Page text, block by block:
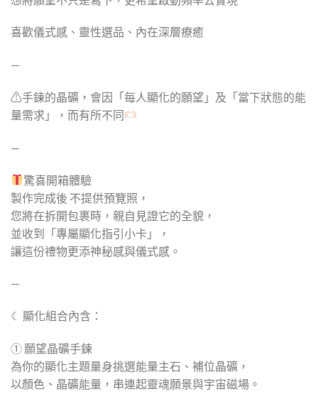
喜歡儀式感、靈性選品、內在深層療癒
—
⚠手鍊的晶礦，會因「每人顯化的願望」及「當下狀態的能
量需求」，而有所不同
—
驚喜開箱體驗
製作完成後 不提供預覽照，
您將在拆開包裹時，親自見證它的全貌，
並收到「專屬顯化指引小卡」，
讓這份禮物更添神秘感與儀式感。
—
☾ 顯化組合內含：
① 願望晶礦手鍊
為你的顯化主題量身挑選能量主石、補位晶礦，
以顏色、晶礦能量，串連起靈魂願景與宇宙磁場。